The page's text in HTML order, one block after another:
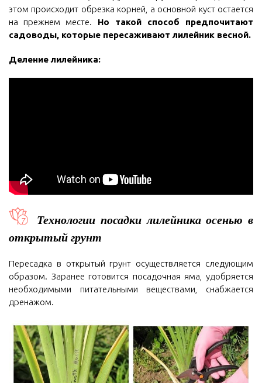
этом происходит обрезка корней, а основной куст остается
на прежнем месте. Но такой способ предпочитают
садоводы, которые пересаживают лилейник весной.
Деление лилейника:
Технологии посадки лилейника осенью в
открытый грунт
Пересадка в открытый грунт осуществляется следующим
образом. Заранее готовится посадочная яма, удобряется
необходимыми питательными веществами, снабжается
дренажом.